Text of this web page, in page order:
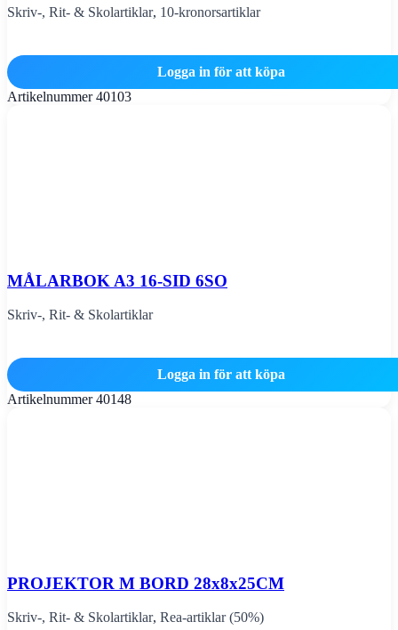
Skriv-, Rit- & Skolartiklar, 10-kronorsartiklar
Logga in för att köpa
Artikelnummer40103
MÅLARBOK A3 16-SID 6SO
Skriv-, Rit- & Skolartiklar
Logga in för att köpa
Artikelnummer40148
PROJEKTOR M BORD 28x8x25CM
Skriv-, Rit- & Skolartiklar, Rea-artiklar (50%)